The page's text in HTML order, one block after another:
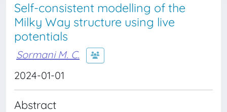
Self-consistent modelling of the
Milky Way structure using live
potentials
Sormani M. C.
2024-01-01
Abstract